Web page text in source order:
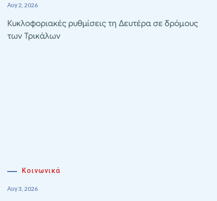
Αυγ 2, 2026
Κυκλοφοριακές ρυθμίσεις τη Δευτέρα σε δρόμους
των Τρικάλων
Κοινωνικά
Αυγ 3, 2026